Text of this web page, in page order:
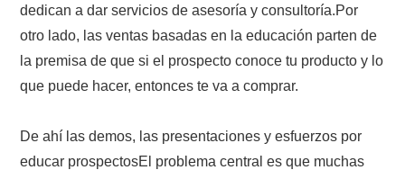
dedican a dar servicios de asesoría y consultoría.Por
otro lado, las ventas basadas en la educación parten de
la premisa de que si el prospecto conoce tu producto y lo
que puede hacer, entonces te va a comprar.
De ahí las demos, las presentaciones y esfuerzos por
educar prospectosEl problema central es que muchas